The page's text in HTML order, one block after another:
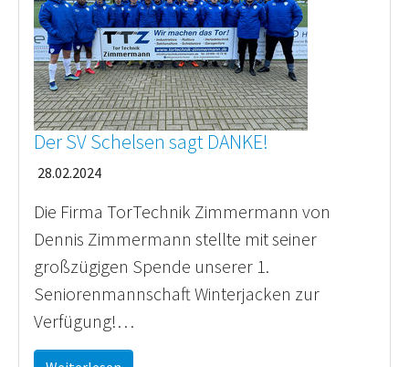
Der SV Schelsen sagt DANKE!
28.02.2024
Die Firma TorTechnik Zimmermann von
Dennis Zimmermann stellte mit seiner
großzügigen Spende unserer 1.
Seniorenmannschaft Winterjacken zur
Verfügung!…